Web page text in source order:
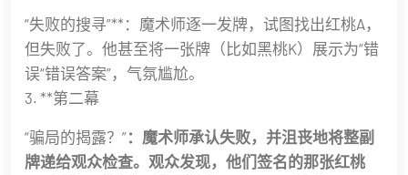
“失败的搜寻”**：魔术师逐一发牌，试图找出红桃A，
但失败了。他甚至将一张牌（比如黑桃K）展示为“错
误“错误答案”，气氛尴尬。
3. **第二幕
“骗局的揭露？”：魔术师承认失败，并沮丧地将整副
牌递给观众检查。观众发现，他们签名的那张红桃